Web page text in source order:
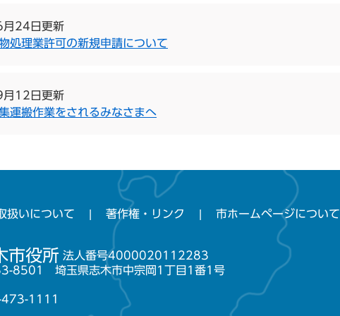
24日更新
処理業許可の新規申請について
12日更新
運搬作業をされるみなさまへ
扱いについて 著作権・リンク 市ホームページについて
市役所 法人番号4000020112283
8501 埼玉県志木市中宗岡1丁目1番1号
1111